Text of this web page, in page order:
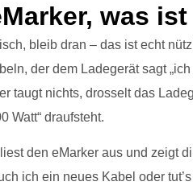
was
bleib dran – das ist echt
der dem Ladegerät sagt
taugt nichts, drosselt das
Watt“ draufsteht.
den eMarker aus und zeigt
ich ein neues Kabel oder